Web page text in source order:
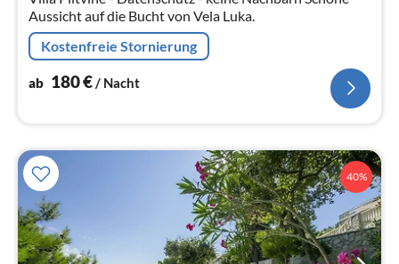
Aussicht auf die Bucht von Vela Luka.
Kostenfreie Stornierung
ab 180€/ Nacht
40%